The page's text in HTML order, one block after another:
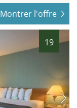
Montrer l'offre
19